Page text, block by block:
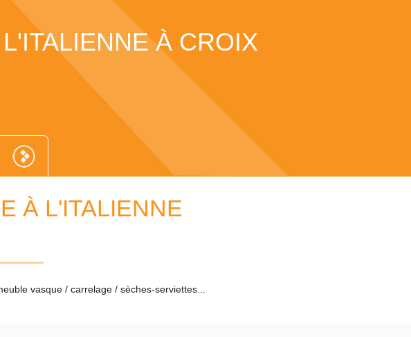
À CROIX
À L'ITALIENNE
vasque / carrelage / sèches-serviettes...